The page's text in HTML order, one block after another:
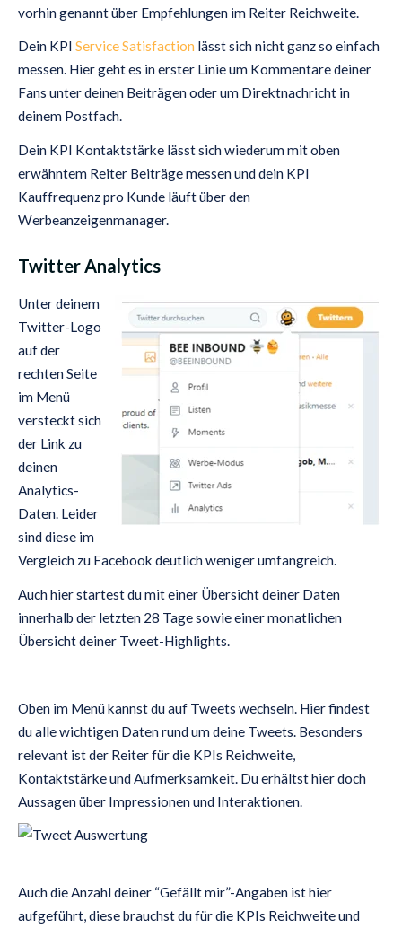
vorhin genannt über Empfehlungen im Reiter Reichweite.
Dein KPI Service Satisfaction lässt sich nicht ganz so einfach
messen. Hier geht es in erster Linie um Kommentare deiner
Fans unter deinen Beiträgen oder um Direktnachricht in
deinem Postfach.
Dein KPI Kontaktstärke lässt sich wiederum mit oben
erwähntem Reiter Beiträge messen und dein KPI
Kauffrequenz pro Kunde läuft über den
Werbeanzeigenmanager.
Twitter Analytics
Unter deinem
Twitter-Logo
auf der
rechten Seite
im Menü
versteckt sich
der Link zu
deinen
Analytics-
Daten. Leider
sind diese im
Vergleich zu Facebook deutlich weniger umfangreich.
Auch hier startest du mit einer Übersicht deiner Daten
innerhalb der letzten 28 Tage sowie einer monatlichen
Übersicht deiner Tweet-Highlights.
Oben im Menü kannst du auf Tweets wechseln. Hier findest
du alle wichtigen Daten rund um deine Tweets. Besonders
relevant ist der Reiter für die KPIs Reichweite,
Kontaktstärke und Aufmerksamkeit. Du erhältst hier doch
Aussagen über Impressionen und Interaktionen.
Auch die Anzahl deiner “Gefällt mir”-Angaben ist hier
aufgeführt, diese brauchst du für die KPIs Reichweite und